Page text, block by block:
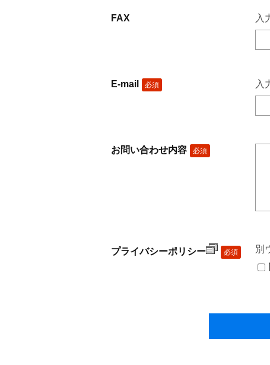
FAX 入
E-mail 必須 入
お問い合わせ内容 必須
プライバシーポリシー 必須
別